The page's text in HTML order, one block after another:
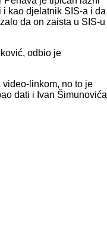
kao djelatnik SIS-a i da
da on zaista u SIS-u
odbio je
linkom, no to je
dati i Ivan Šimunovića